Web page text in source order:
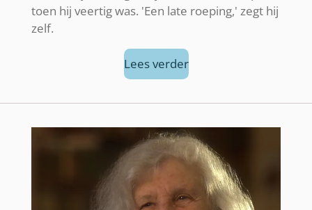
toen hij veertig was. 'Een late roeping,' zegt hij
zelf.
Lees verder